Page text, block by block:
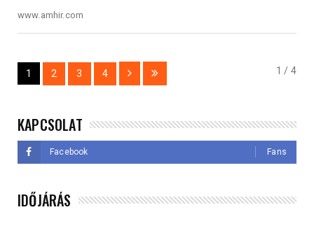
www.amhir.com
1 / 4
1 2 3 4
KAPCSOLAT
Facebook Fans
IDŐJÁRÁS